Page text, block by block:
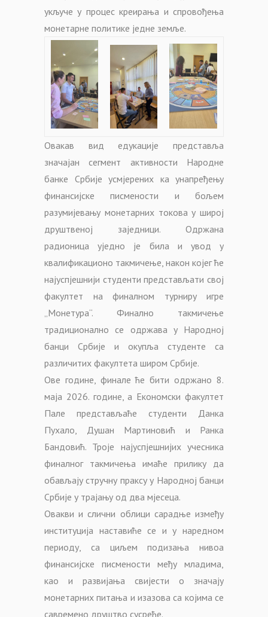
укључе у процес креирања и спровођења
монетарне политике једне земље.
Овакав вид едукације представља
значајан сегмент активности Народне
банке Србије усмјерених ка унапређењу
финансијске писмености и бољем
разумијевању монетарних токова у широј
друштвеној заједници. Одржана
радионица уједно је била и увод у
квалификационо такмичење, након којег ће
најуспјешнији студенти представљати свој
факултет на финалном турниру игре
„Монетура“. Финално такмичење
традиционално се одржава у Народној
банци Србије и окупља студенте са
различитих факултета широм Србије.
Ове године, финале ће бити одржано 8.
маја 2026. године, а Економски факултет
Пале представљаће студенти Данка
Пухало, Душан Мартиновић и Ранка
Бандовић. Троје најуспјешнијих учесника
финалног такмичења имаће прилику да
обављају стручну праксу у Народној банци
Србије у трајању од два мјесеца.
Овакви и слични облици сарадње између
институција наставиће се и у наредном
периоду, са циљем подизања нивоа
финансијске писмености међу младима,
као и развијања свијести о значају
монетарних питања и изазова са којима се
савремено друштво сусреће.